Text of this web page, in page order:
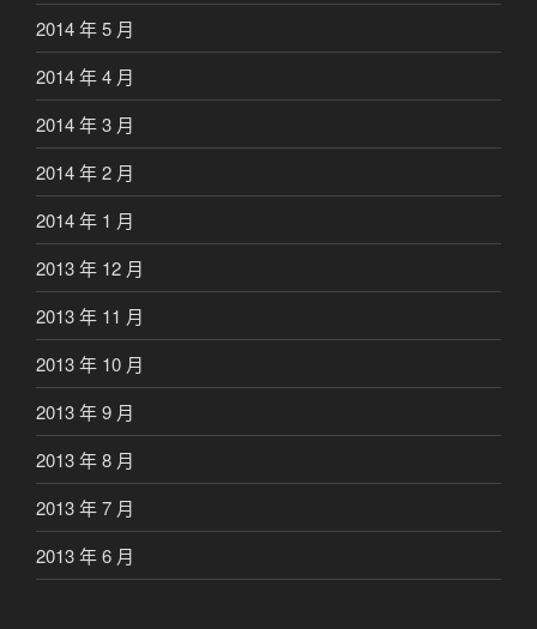
2014 年 5 月
2014 年 4 月
2014 年 3 月
2014 年 2 月
2014 年 1 月
2013 年 12 月
2013 年 11 月
2013 年 10 月
2013 年 9 月
2013 年 8 月
2013 年 7 月
2013 年 6 月